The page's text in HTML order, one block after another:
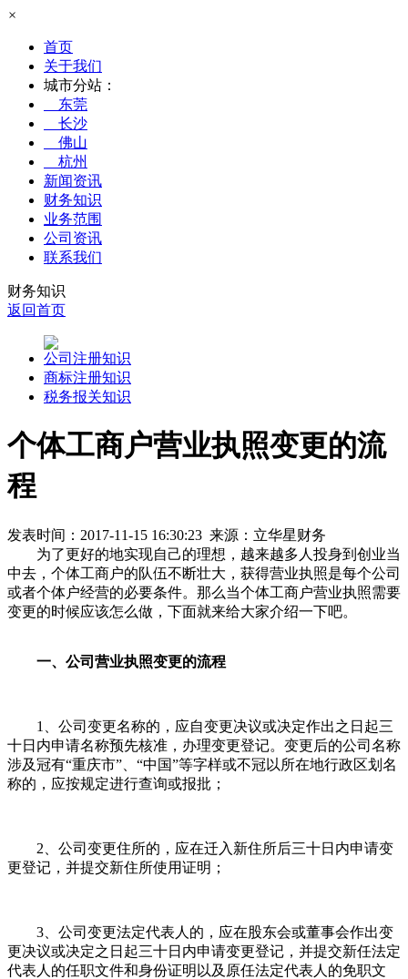
×
首页
关于我们
城市分站：
东莞
长沙
佛山
杭州
新闻资讯
财务知识
业务范围
公司资讯
联系我们
财务知识
返回首页
公司注册知识
商标注册知识
税务报关知识
个体工商户营业执照变更的流
程
发表时间：2017-11-15 16:30:23 来源：立华星财务
为了更好的地实现自己的理想，越来越多人投身到创业当
中去，个体工商户的队伍不断壮大，获得营业执照是每个公司
或者个体户经营的必要条件。那么当个体工商户营业执照需要
变更的时候应该怎么做，下面就来给大家介绍一下吧。
一、公司营业执照变更的流程
1、公司变更名称的，应自变更决议或决定作出之日起三
十日内申请名称预先核准，办理变更登记。变更后的公司名称
涉及冠有“重庆市”、“中国”等字样或不冠以所在地行政区划名
称的，应按规定进行查询或报批；
2、公司变更住所的，应在迁入新住所后三十日内申请变
更登记，并提交新住所使用证明；
3、公司变更法定代表人的，应在股东会或董事会作出变
更决议或决定之日起三十日内申请变更登记，并提交新任法定
代表人的任职文件和身份证明以及原任法定代表人的免职文